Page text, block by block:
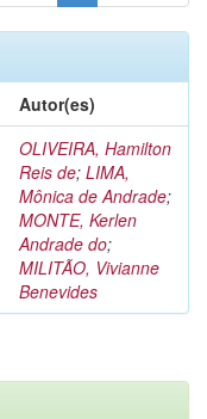
Autor(es)
OLIVEIRA, Hamilton
Reis de; LIMA,
Mônica de Andrade;
MONTE, Kerlen
Andrade do;
MILITÃO, Vivianne
Benevides